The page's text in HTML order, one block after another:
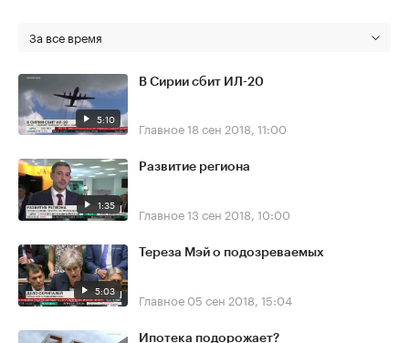
За все время
5:10
В Сирии сбит ИЛ-20
Главное18 сен 2018, 11:00
1:35
Развитие региона
Главное13 сен 2018, 10:00
5:03
Тереза Мэй о подозреваемых
Главное 05 сен 2018, 15:04
Ипотека подорожает?